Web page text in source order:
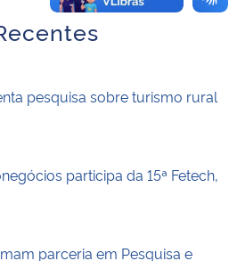
pesquisa sobre turismo rural
participa da 15ª Fetech,
parceria em Pesquisa e